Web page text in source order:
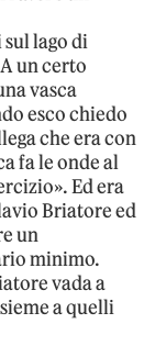
sul lago di
un certo
vasca
esco chiedo
che era con
fa le onde al
Ed era
Briatore ed
un
minimo.
vada a
a quelli